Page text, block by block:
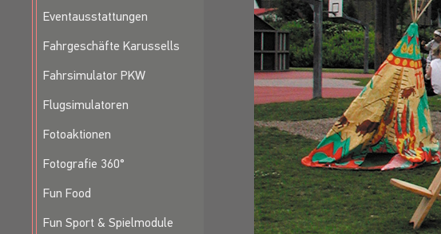
Eventausstattungen
Fahrgeschäfte Karussells
Fahrsimulator PKW
Flugsimulatoren
Fotoaktionen
Fotografie 360°
Fun Food
Fun Sport & Spielmodule